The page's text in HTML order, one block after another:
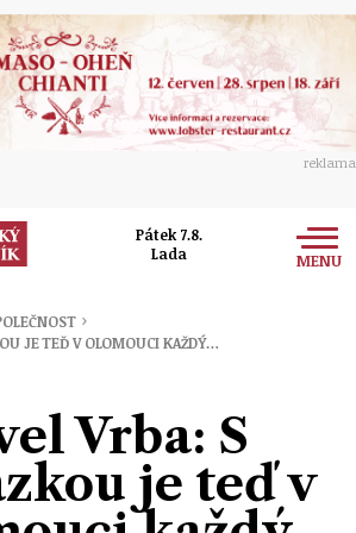
reklama
Pátek 7.8.
Lada
MENU
›
JE TEĎ V OLOMOUCI KAŽDÝ…
Vrba: S
je teď v